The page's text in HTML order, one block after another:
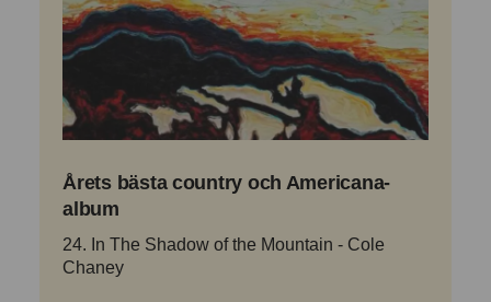
Årets bästa country och Americana-
album
24. In The Shadow of the Mountain - Cole
Chaney